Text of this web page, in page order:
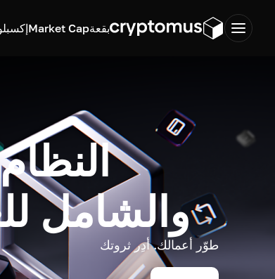
بقعةMarket Cap
والشامل
طوّر أعمالك. أدِر ثروتك